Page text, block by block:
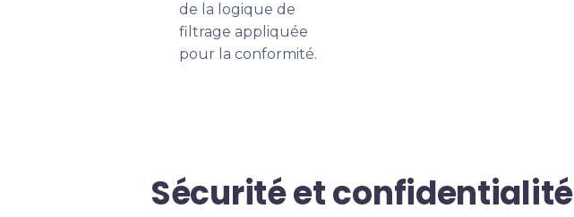
de la logique de
filtrage appliquée
pour la conformité.
Sécurité et confidentialité